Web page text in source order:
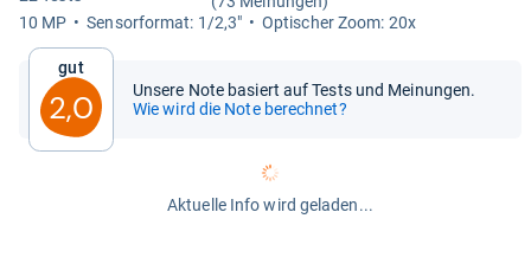
10 MP
Sen­sor­for­mat: 1/2,3" Opti­scher Zoom: 20x
Gut
2,0
Unsere Note basiert auf Tests und Meinungen.
Wie wird die Note berechnet?
Aktuelle Info wird geladen...